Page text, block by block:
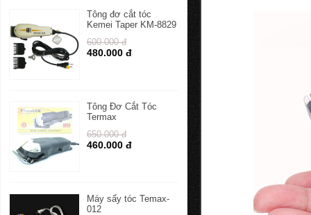
Tông đơ cắt tóc
Kemei Taper KM-8829
600.000 đ
480.000 đ
Tông Đơ Cắt Tóc
Termax
650.000 đ
460.000 đ
Máy sấy tóc Temax-
012